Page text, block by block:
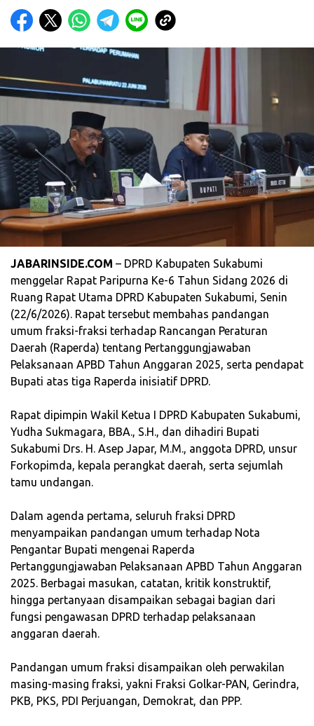
JABARINSIDE.COM – DPRD Kabupaten Sukabumi
menggelar Rapat Paripurna Ke-6 Tahun Sidang 2026 di
Ruang Rapat Utama DPRD Kabupaten Sukabumi, Senin
(22/6/2026). Rapat tersebut membahas pandangan
umum fraksi-fraksi terhadap Rancangan Peraturan
Daerah (Raperda) tentang Pertanggungjawaban
Pelaksanaan APBD Tahun Anggaran 2025, serta pendapat
Bupati atas tiga Raperda inisiatif DPRD.
‎Rapat dipimpin Wakil Ketua I DPRD Kabupaten Sukabumi,
Yudha Sukmagara, BBA., S.H., dan dihadiri Bupati
Sukabumi Drs. H. Asep Japar, M.M., anggota DPRD, unsur
Forkopimda, kepala perangkat daerah, serta sejumlah
tamu undangan.
‎Dalam agenda pertama, seluruh fraksi DPRD
menyampaikan pandangan umum terhadap Nota
Pengantar Bupati mengenai Raperda
Pertanggungjawaban Pelaksanaan APBD Tahun Anggaran
2025. Berbagai masukan, catatan, kritik konstruktif,
hingga pertanyaan disampaikan sebagai bagian dari
fungsi pengawasan DPRD terhadap pelaksanaan
anggaran daerah.
‎Pandangan umum fraksi disampaikan oleh perwakilan
masing-masing fraksi, yakni Fraksi Golkar-PAN, Gerindra,
PKB, PKS, PDI Perjuangan, Demokrat, dan PPP.